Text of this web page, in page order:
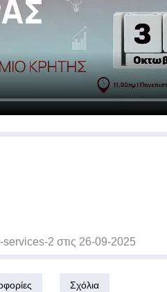
services-2 στις 26-09-2025
Σχόλια